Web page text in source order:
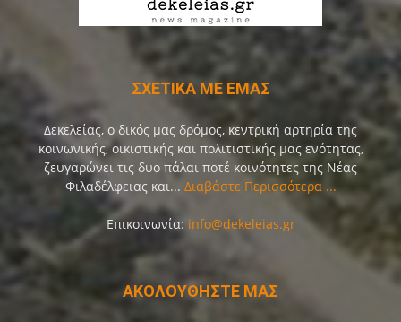
ΣΧΕΤΙΚΑ ΜΕ ΕΜΑΣ
Δεκελείας, ο δικός μας δρόμος, κεντρική αρτηρία της
κοινωνικής, οικιστικής και πολιτιστικής μας ενότητας,
ζευγαρώνει τις δυο πάλαι ποτέ κοινότητες της Νέας
Φιλαδέλφειας και... Διαβάστε Περισσότερα ...
Επικοινωνία: info@dekeleias.gr
ΑΚΟΛΟΥΘΗΣΤΕ ΜΑΣ